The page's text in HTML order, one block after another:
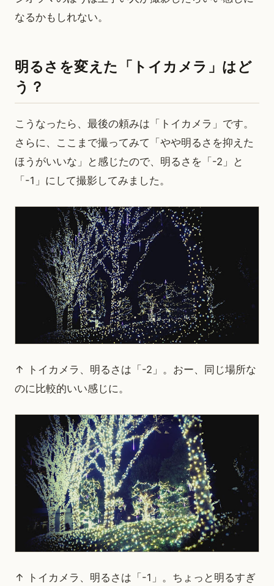
なるかもしれない。
明るさを変えた「トイカメラ」はど
う？
こうなったら、最後の頼みは「トイカメラ」です。
さらに、ここまで撮ってみて「やや明るさを抑えた
ほうがいいな」と感じたので、明るさを「-2」と
「-1」にして撮影してみました。
↑ トイカメラ、明るさは「-2」。おー、同じ場所な
のに比較的いい感じに。
↑ トイカメラ、明るさは「-1」。ちょっと明るすぎ